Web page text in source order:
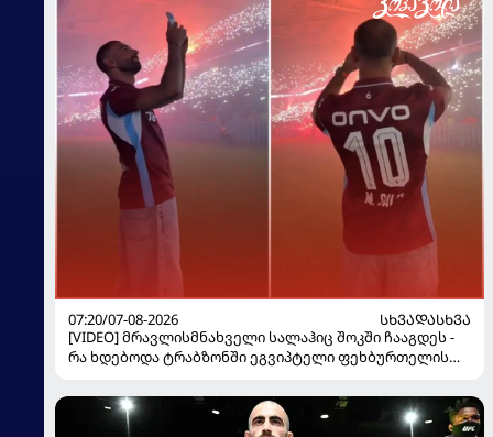
07:20/07-08-2026
ᲡᲮᲕᲐᲓᲐᲡᲮᲕᲐ
[VIDEO] მრავლისმნახველი სალაჰიც შოკში ჩააგდეს -
რა ხდებოდა ტრაბზონში ეგვიპტელი ფეხბურთელის